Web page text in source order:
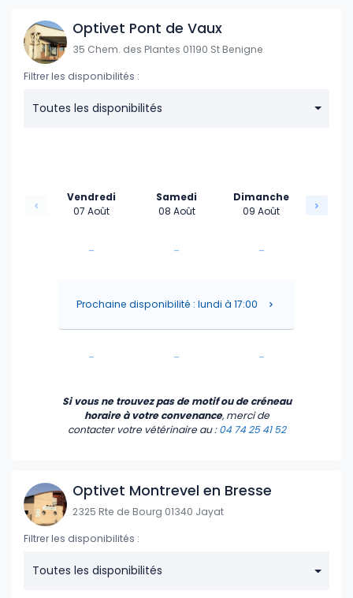
Optivet Pont de Vaux
35 Chem. des Plantes 01190 St Benigne
Filtrer les disponibilités :
Toutes les disponibilités
Vendredi
07 Août
-
-
Samedi
08 Août
-
-
Dimanche
09 Août
-
-
Prochaine disponibilité : lundi à 17:00
Si vous ne trouvez pas de motif ou de créneau
horaire à votre convenance, merci de
contacter votre vétérinaire au :04 74 25 41 52
Optivet Montrevel en Bresse
2325 Rte de Bourg 01340 Jayat
Filtrer les disponibilités :
Toutes les disponibilités